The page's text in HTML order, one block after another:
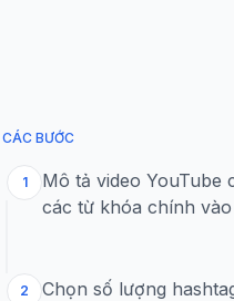
CÁC BƯỚC
1
Mô tả video
các từ khóa chính
2
Chọn số lượng